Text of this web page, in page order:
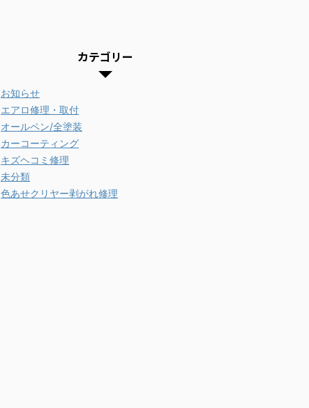
カテゴリー
お知らせ
エアロ修理・取付
オールペン/全塗装
カーコーティング
キズヘコミ修理
未分類
色あせクリヤー剥がれ修理